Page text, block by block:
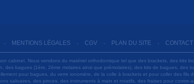
- MENTIONS LÉGALES - CGV - PLAN DU SITE - CONTACT
cabinet. Nous vendons du matériel orthodontique tel que des brackets, des kits
des bagues (1ère, 2ème molaires ainsi que prémolaires), des kits de bagues, des
pour bagues, du verre ionomère, de la colle à brackets et pour coller des fils
salivaires, des pinces, des instruments à main et rotatifs, des fraises pour